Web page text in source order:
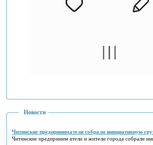
Новости
Читинские предприниматели собрали инициативную
Читинские предприним атели и жители города собрали